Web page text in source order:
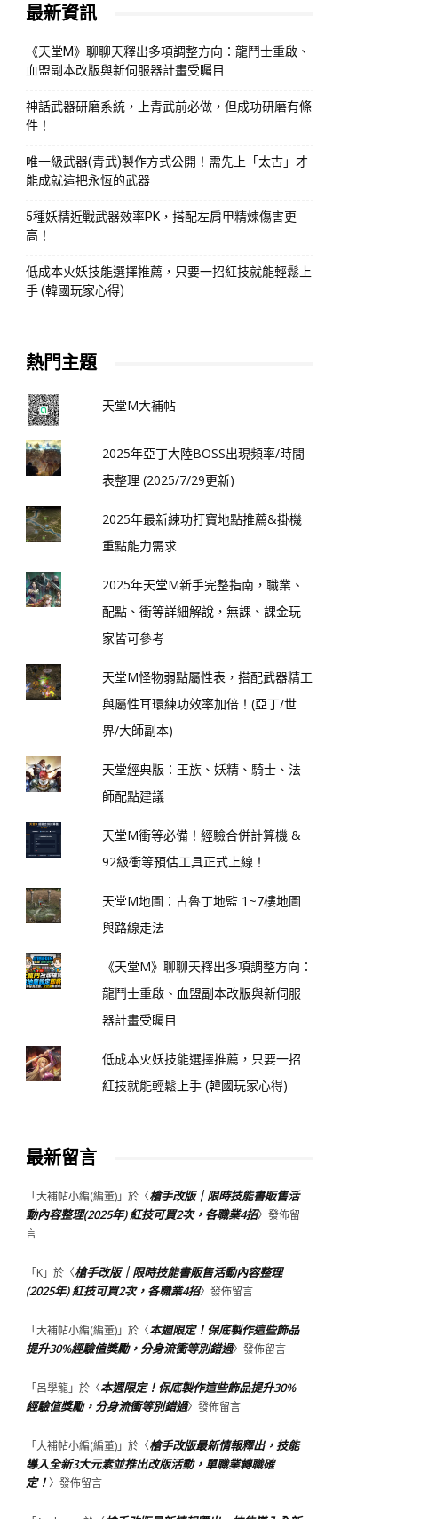
最新資訊
《天堂M》聊聊天釋出多項調整方向：龍鬥士重啟、
血盟副本改版與新伺服器計畫受矚目
神話武器研磨系統，上青武前必做，但成功研磨有條
件！
唯一級武器(青武)製作方式公開！需先上「太古」才
能成就這把永恆的武器
5種妖精近戰武器效率PK，搭配左肩甲精煉傷害更
高！
低成本火妖技能選擇推薦，只要一招紅技就能輕鬆上
手 (韓國玩家心得)
熱門主題
天堂M大補帖
2025年亞丁大陸BOSS出現頻率/時間
表整理 (2025/7/29更新)
2025年最新練功打寶地點推薦&掛機
重點能力需求
2025年天堂M新手完整指南，職業、
配點、衝等詳細解說，無課、課金玩
家皆可參考
天堂M怪物弱點屬性表，搭配武器精工
與屬性耳環練功效率加倍！(亞丁/世
界/大師副本)
天堂經典版：王族、妖精、騎士、法
師配點建議
天堂M衝等必備！經驗合併計算機 &
92級衝等預估工具正式上線！
天堂M地圖：古魯丁地監 1~7樓地圖
與路線走法
《天堂M》聊聊天釋出多項調整方向：
龍鬥士重啟、血盟副本改版與新伺服
器計畫受矚目
低成本火妖技能選擇推薦，只要一招
紅技就能輕鬆上手 (韓國玩家心得)
最新留言
「大補帖小編(編董)」於〈槍手改版｜限時技能書販售活
動內容整理(2025年) 紅技可買2次，各職業4招〉發佈留
言
「K」於〈槍手改版｜限時技能書販售活動內容整理
(2025年) 紅技可買2次，各職業4招〉發佈留言
「大補帖小編(編董)」於〈本週限定！保底製作這些飾品
提升30%經驗值獎勵，分身流衝等別錯過〉發佈留言
「呂學龍」於〈本週限定！保底製作這些飾品提升30%
經驗值獎勵，分身流衝等別錯過〉發佈留言
「大補帖小編(編董)」於〈槍手改版最新情報釋出，技能
導入全新3大元素並推出改版活動，單職業轉職確
定！〉發佈留言